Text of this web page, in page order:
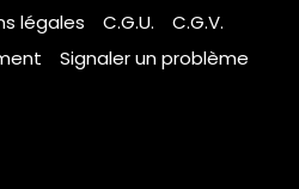
légales C.G.U.
C.G.V.
Signaler un problème